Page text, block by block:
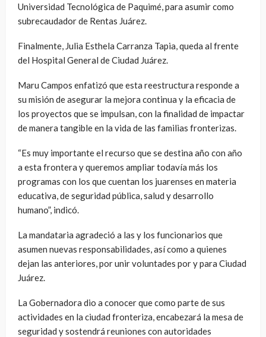
Universidad Tecnológica de Paquimé, para asumir como
subrecaudador de Rentas Juárez.
Finalmente, Julia Esthela Carranza Tapia, queda al frente
del Hospital General de Ciudad Juárez.
Maru Campos enfatizó que esta reestructura responde a
su misión de asegurar la mejora continua y la eficacia de
los proyectos que se impulsan, con la finalidad de impactar
de manera tangible en la vida de las familias fronterizas.
“Es muy importante el recurso que se destina año con año
a esta frontera y queremos ampliar todavía más los
programas con los que cuentan los juarenses en materia
educativa, de seguridad pública, salud y desarrollo
humano”, indicó.
La mandataria agradeció a las y los funcionarios que
asumen nuevas responsabilidades, así como a quienes
dejan las anteriores, por unir voluntades por y para Ciudad
Juárez.
La Gobernadora dio a conocer que como parte de sus
actividades en la ciudad fronteriza, encabezará la mesa de
seguridad y sostendrá reuniones con autoridades